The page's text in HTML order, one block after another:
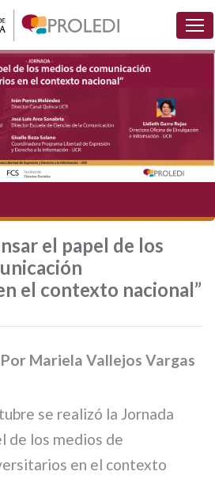
el papel de los
el contexto nacional”
Por Mariela Vallejos Vargas
se realizó la Jornada
de los medios de
en el contexto